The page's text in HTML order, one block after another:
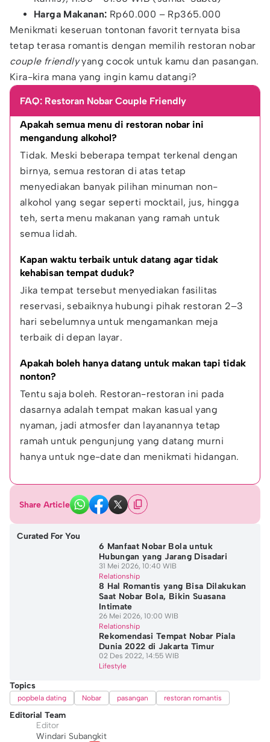
Harga Makanan: Rp60.000 – Rp365.000
Menikmati keseruan tontonan favorit ternyata bisa
tetap terasa romantis dengan memilih restoran nobar
couple friendlyyang cocok untuk kamu dan pasangan.
Kira-kira mana yang ingin kamu datangi?
FAQ: Restoran Nobar Couple Friendly
Apakah semua menu di restoran nobar ini
mengandung alkohol?
Tidak. Meski beberapa tempat terkenal dengan
birnya, semua restoran di atas tetap
menyediakan banyak pilihan minuman non-
alkohol yang segar seperti mocktail, jus, hingga
teh, serta menu makanan yang ramah untuk
semua lidah.
Kapan waktu terbaik untuk datang agar tidak
kehabisan tempat duduk?
Jika tempat tersebut menyediakan fasilitas
reservasi, sebaiknya hubungi pihak restoran 2–3
hari sebelumnya untuk mengamankan meja
terbaik di depan layar.
Apakah boleh hanya datang untuk makan tapi tidak
nonton?
Tentu saja boleh. Restoran-restoran ini pada
dasarnya adalah tempat makan kasual yang
nyaman, jadi atmosfer dan layanannya tetap
ramah untuk pengunjung yang datang murni
hanya untuk nge-date dan menikmati hidangan.
Share Article
Curated For You
6 Manfaat Nobar Bola untuk
Hubungan yang Jarang Disadari
31 Mei 2026, 10:40 WIB
Relationship
8 Hal Romantis yang Bisa Dilakukan
Saat Nobar Bola, Bikin Suasana
Intimate
26 Mei 2026, 10:00 WIB
Relationship
Rekomendasi Tempat Nobar Piala
Dunia 2022 di Jakarta Timur
02 Des 2022, 14:55 WIB
Lifestyle
Topics
popbela dating Nobar pasangan restoran romantis
Editorial Team
Editor
Windari Subangkit